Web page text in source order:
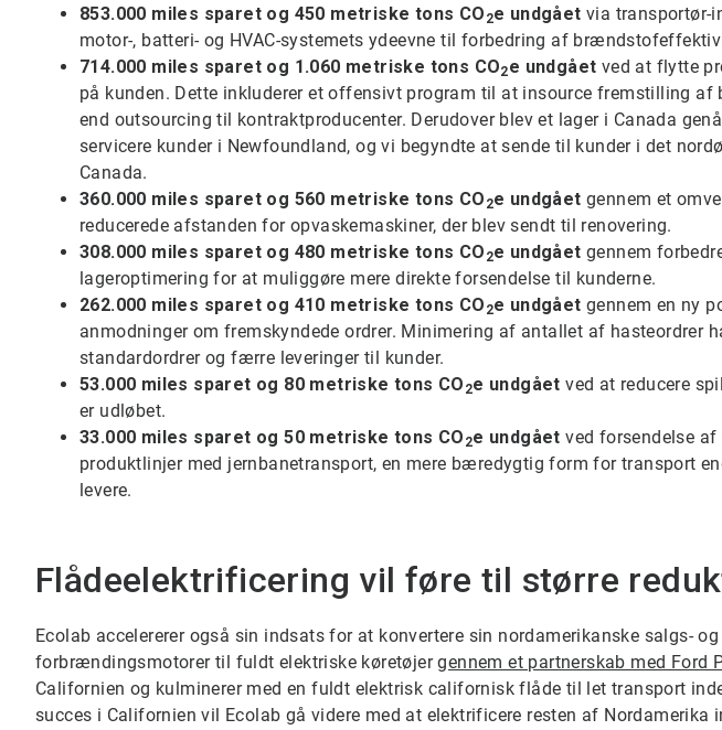
853.000 miles sparet og 450 metriske tons CO 2e undgåetvia transportør-
motor-, batteri- og HVAC-systemets ydeevne til forbedring af
714.000 miles sparet og 1.060 metriske tons CO2e undgået ved at flytte
på kunden. Dette inkluderer et offensivt program til at insource fremstilling af
end outsourcing til kontraktproducenter. Derudover blev et lager i Canada
servicere kunder i Newfoundland, og vi begyndte at sende til kunder i det
Canada.
360.000 miles sparet og 560 metriske tons CO 2e undgået gennem et
reducerede afstanden for opvaskemaskiner, der blev sendt til renovering.
308.000 miles sparet og 480 metriske tons CO 2e undgået gennem
lageroptimering for at muliggøre mere direkte forsendelse til kunderne.
262.000 miles sparet og 410 metriske tons CO 2e undgået gennem en ny
anmodninger om fremskyndede ordrer. Minimering af antallet af hasteordrer
standardordrer og færre leveringer til kunder.
53.000 miles sparet og 80 metriske tons CO 2e undgået ved at reducere
er udløbet.
33.000 miles sparet og 50 metriske tons CO 2e undgåetved forsendelse
produktlinjer med jernbanetransport, en mere bæredygtig form for transport
levere.
Flådeelektrificering vil føre til større
Ecolab accelererer også sin indsats for at konvertere sin nordamerikanske salgs-
forbrændingsmotorer til fuldt elektriske køretøjergennem et partnerskab med Ford
Californien og kulminerer med en fuldt elektrisk californisk flåde til let transport
succes i Californien vil Ecolab gå videre med at elektrificere resten af Nordamerika